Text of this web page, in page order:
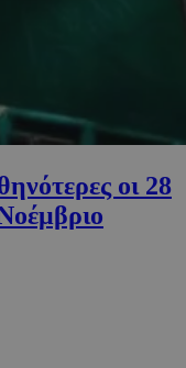
οι 28